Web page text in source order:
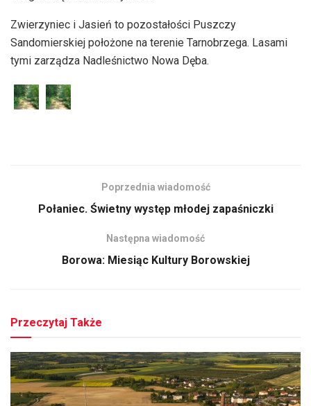
Zwierzyniec i Jasień to pozostałości Puszczy
Sandomierskiej położone na terenie Tarnobrzega. Lasami
tymi zarządza Nadleśnictwo Nowa Dęba.
Poprzednia wiadomość
Połaniec. Świetny występ młodej zapaśniczki
Następna wiadomość
Borowa: Miesiąc Kultury Borowskiej
Przeczytaj Także